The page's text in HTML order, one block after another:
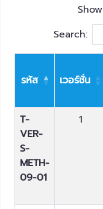
Show
Search:
รหัส เวอร์ชั่น
T-
VER-
S-
METH-
09-01
1